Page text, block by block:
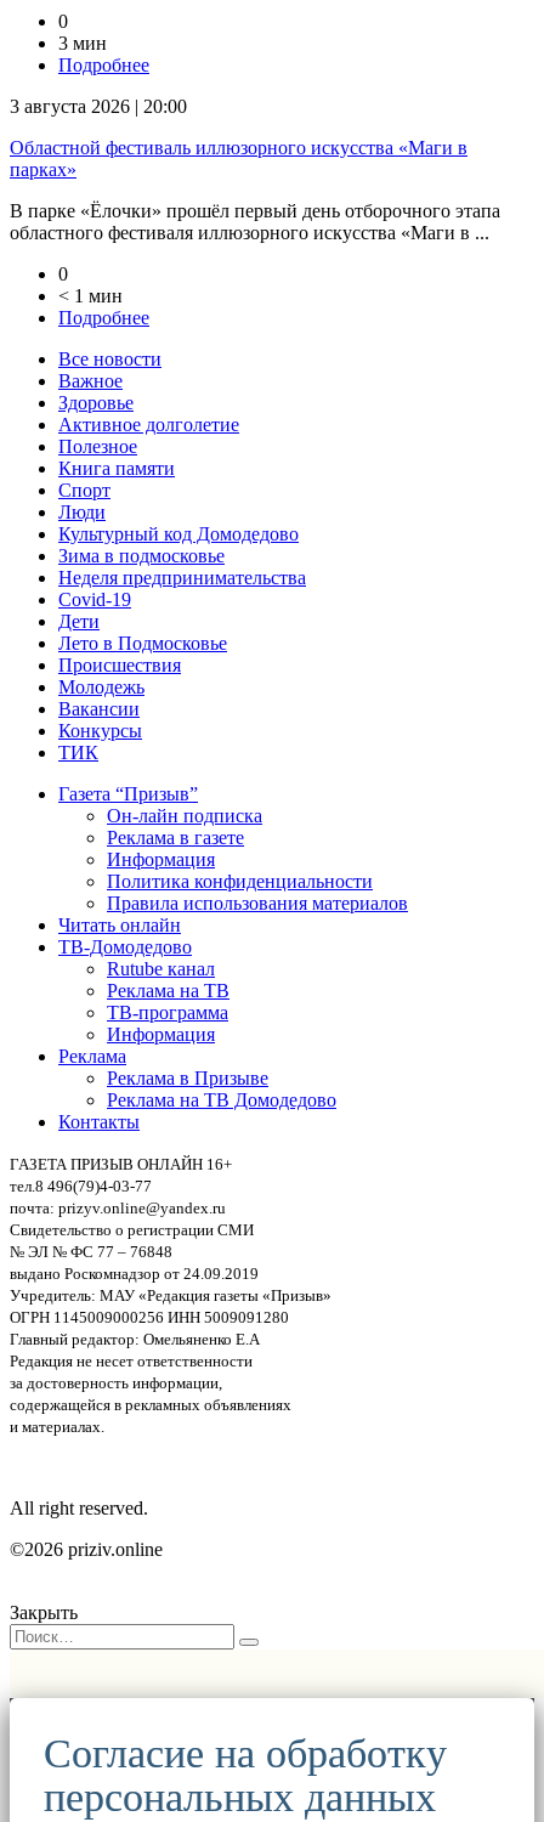
0
3 мин
Подробнее
3 августа 2026 | 20:00
Областной фестиваль иллюзорного искусства «Маги в
парках»
В парке «Ёлочки» прошёл первый день отборочного этапа
областного фестиваля иллюзорного искусства «Маги в ...
0
< 1 мин
Подробнее
Все новости
Важное
Здоровье
Активное долголетие
Полезное
Книга памяти
Спорт
Люди
Культурный код Домодедово
Зима в подмосковье
Неделя предпринимательства
Covid-19
Дети
Лето в Подмосковье
Происшествия
Молодежь
Вакансии
Конкурсы
ТИК
Газета “Призыв”
Он-лайн подписка
Реклама в газете
Информация
Политика конфиденциальности
Правила использования материалов
Читать онлайн
ТВ-Домодедово
Rutube канал
Реклама на ТВ
ТВ-программа
Информация
Реклама
Реклама в Призыве
Реклама на ТВ Домодедово
Контакты
ГАЗЕТА ПРИЗЫВ ОНЛАЙН 16+
тел.8 496(79)4-03-77
почта: prizyv.online@yandex.ru
Свидетельство о регистрации СМИ
№ ЭЛ № ФС 77 – 76848
выдано Роскомнадзор от 24.09.2019
Учредитель: МАУ «Редакция газеты «Призыв»
ОГРН 1145009000256 ИНН 5009091280
Главный редактор: Омельяненко Е.А
Редакция не несет ответственности
за достоверность информации,
содержащейся в рекламных объявлениях
и материалах.
All right reserved.
©2026 priziv.online
Закрыть
Согласие на обработку
персональных данных